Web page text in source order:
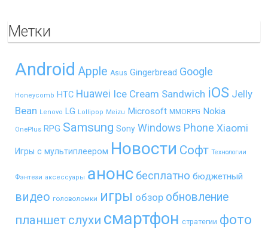
Метки
Android Apple Asus Gingerbread Google
Honeycomb HTC Huawei Ice Cream Sandwich iOS Jelly
Bean Lenovo LG Lollipop Meizu Microsoft MMORPG Nokia
OnePlus RPG Samsung Sony Windows Phone Xiaomi
Игры с мультиплеером Новости Софт Технологии
Фэнтези аксессуары анонс бесплатно бюджетный
видео головоломки игры обзор обновление
планшет слухи смартфон стратегии фото